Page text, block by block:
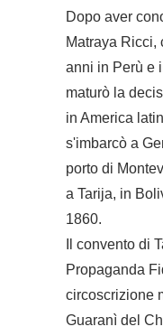
Dopo aver
Matraya Ricci,
anni in Perù e
maturò la
in America
s'imbarcò a
porto di
a Tarija, in
1860.
Il convento di
Propaganda
circoscrizione
Guaranì del